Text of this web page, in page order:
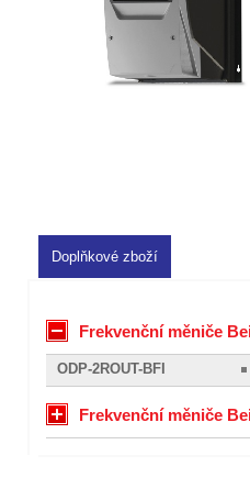
Doplňkové zboží
Frekvenční měniče
ODP-2ROUT-BFI
Frekvenční měniče